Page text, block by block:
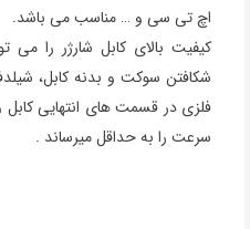
اچ تی سی و … مناسب می باشد.
کیفیت بالای کابل شارژر را
فلزی در قسمت های انتهایی
سرعت را به حداقل میرساند .